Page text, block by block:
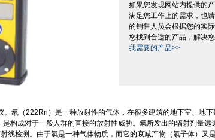
如果您发现网站内提供的
满足您工作上的需求，也
的销售人员会根据您的实
您找到合适的产品，解决
我需要的产品>>
。氡（222Rn ）是一种放射性的气体，在很多建筑的地下室、地
构成对于一般人群的直接的放射性威胁。氡所发出的辐射剂量远
射线检测。由于氡是一种气体物质，而它的衰减产物（氡子体）又